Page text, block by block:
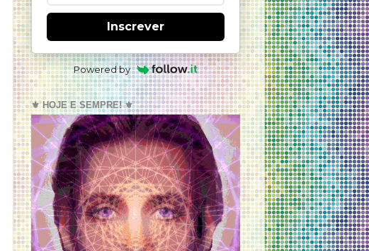
Inscrever
Powered by
⚜️ HOJE E SEMPRE! ⚜️